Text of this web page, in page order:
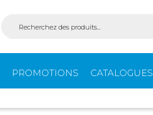
PROMOTIONS CATALOGUES